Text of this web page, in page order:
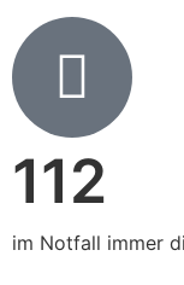
112
im Notfall immer